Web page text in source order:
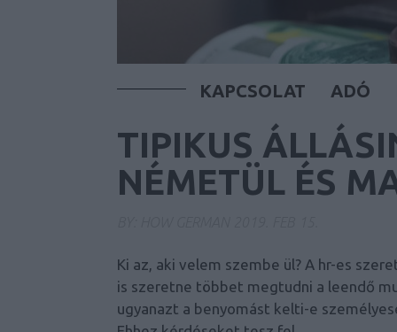
KAPCSOLAT ADÓ
TIPIKUS
NÉMETÜL ÉS
Ki az, aki velem szembe ül? A hr-es
is szeretne többet megtudni a leendő
ugyanazt a benyomást kelti-e